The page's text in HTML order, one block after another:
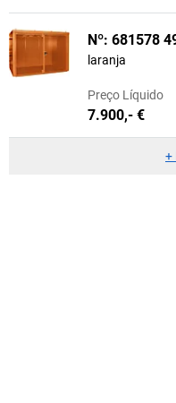
Nº: 681578
laranja
Preço Líquido
7.900,- €
+